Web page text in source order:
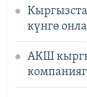
күнгө
АКШ